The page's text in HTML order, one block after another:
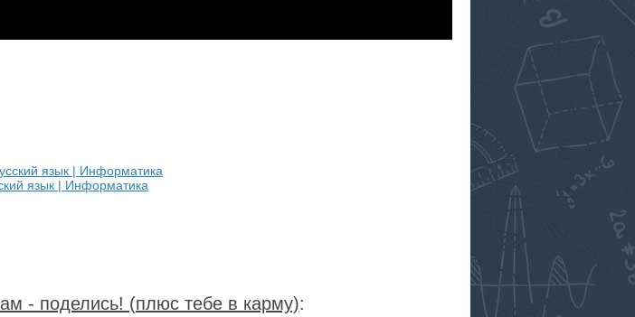
язык | Информатика
- поделись! (плюс тебе в карму):